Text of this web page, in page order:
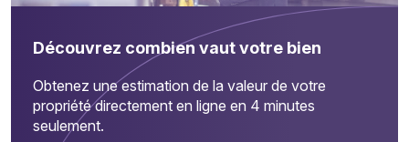
Découvrez combien vaut votre bien
Obtenez une estimation de la valeur de votre
propriété directement en ligne en 4 minutes
seulement.